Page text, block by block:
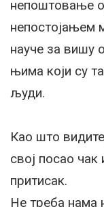
непоштовање
непостојањем
науче за вишу
њима који су
људи.
Као што
свој посао
притисак.
Не треба нама